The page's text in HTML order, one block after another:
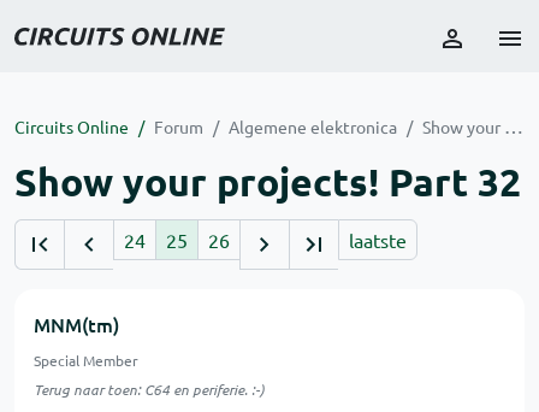
Circuits Online Forum Algemene elektronica Show your projects! Part 32
Show your projects! Part 32
24 25 26 laatste
MNM(tm)
Special Member
Terug naar toen: C64 en periferie. :-)